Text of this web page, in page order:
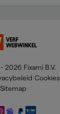
2026 Fixami B.V.
Cookies
Sitemap